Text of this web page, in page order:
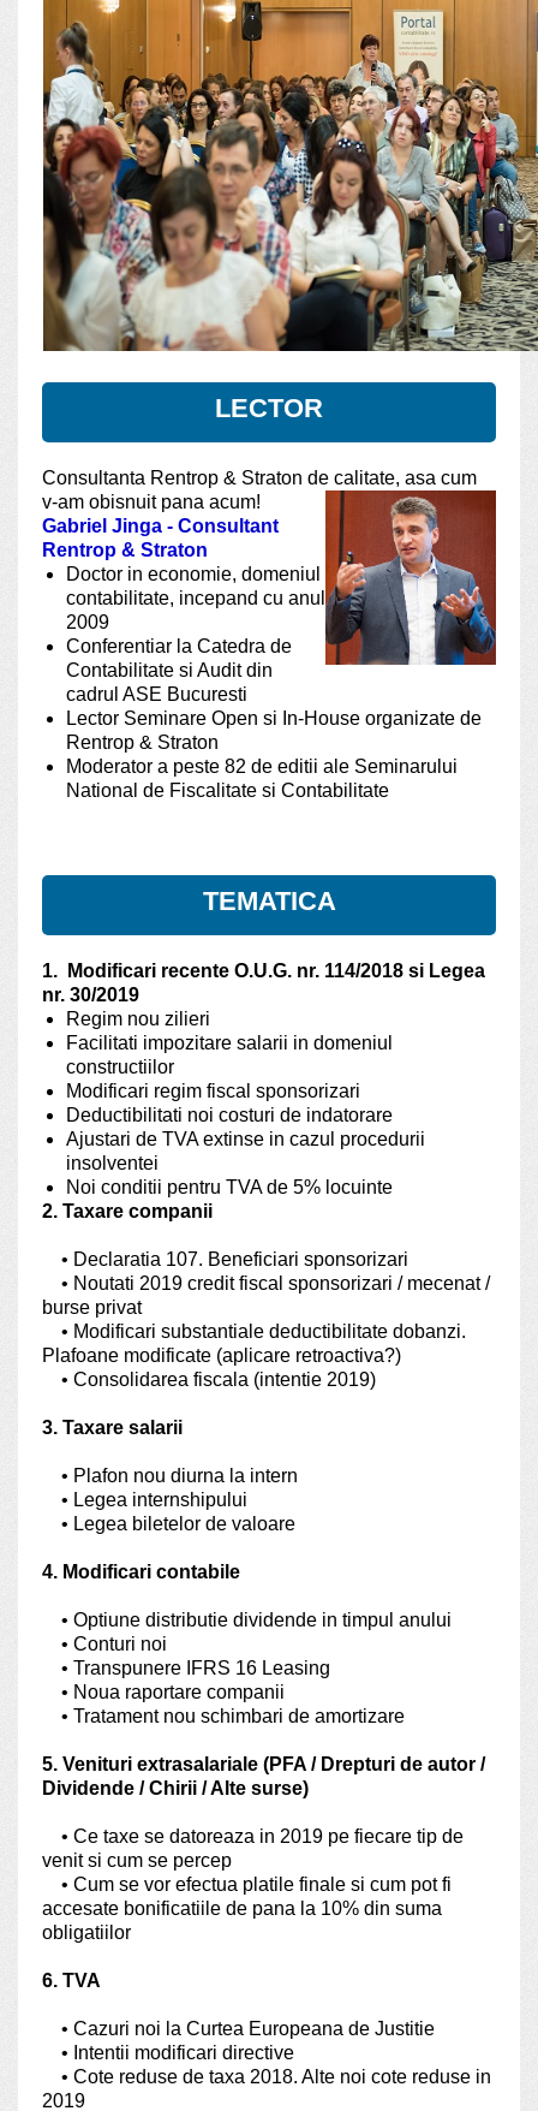
LECTOR
Consultanta Rentrop & Straton de calitate, asa cum
v-am obisnuit pana acum!
Gabriel Jinga - Consultant
Rentrop & Straton
Doctor in economie, domeniul
contabilitate, incepand cu anul
2009
Conferentiar la Catedra de
Contabilitate si Audit din
cadrul ASE Bucuresti
Lector Seminare Open si In-House organizate de
Rentrop & Straton
Moderator a peste 82 de editii ale Seminarului
National de Fiscalitate si Contabilitate
TEMATICA
1. Modificari recente O.U.G. nr. 114/2018 si Legea
nr. 30/2019
Regim nou zilieri
Facilitati impozitare salarii in domeniul
constructiilor
Modificari regim fiscal sponsorizari
Deductibilitati noi costuri de indatorare
Ajustari de TVA extinse in cazul procedurii
insolventei
Noi conditii pentru TVA de 5% locuinte
2. Taxare companii
• Declaratia 107. Beneficiari sponsorizari
• Noutati 2019 credit fiscal sponsorizari / mecenat /
burse privat
• Modificari substantiale deductibilitate dobanzi.
Plafoane modificate (aplicare retroactiva?)
• Consolidarea fiscala (intentie 2019)
3. Taxare salarii
• Plafon nou diurna la intern
• Legea internshipului
• Legea biletelor de valoare
4. Modificari contabile
• Optiune distributie dividende in timpul anului
• Conturi noi
• Transpunere IFRS 16 Leasing
• Noua raportare companii
• Tratament nou schimbari de amortizare
5. Venituri extrasalariale (PFA / Drepturi de autor /
Dividende / Chirii / Alte surse)
• Ce taxe se datoreaza in 2019 pe fiecare tip de
venit si cum se percep
• Cum se vor efectua platile finale si cum pot fi
accesate bonificatiile de pana la 10% din suma
obligatiilor
6. TVA
• Cazuri noi la Curtea Europeana de Justitie
• Intentii modificari directive
• Cote reduse de taxa 2018. Alte noi cote reduse in
2019